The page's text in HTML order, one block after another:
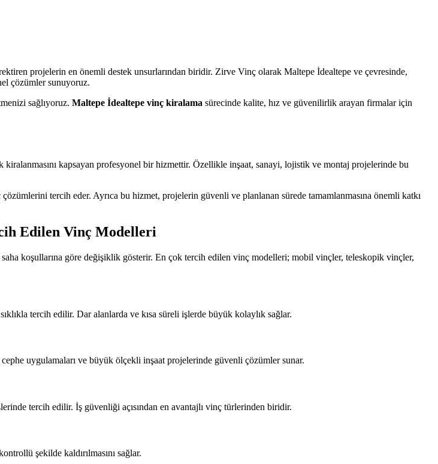
projelerin en önemli destek unsurlarından biridir. Zirve Vinç olarak Maltepe İdealtepe ve çevresinde,
çözümler sunuyoruz.
sağlıyoruz. Maltepe İdealtepe vinç kiralama sürecinde kalite, hız ve güvenilirlik arayan firmalar için
kapsayan profesyonel bir hizmettir. Özellikle inşaat, sanayi, lojistik ve montaj projelerinde bu
tercih eder. Ayrıca bu hizmet, projelerin güvenli ve planlanan sürede tamamlanmasına önemli katkı
Edilen Vinç Modelleri
koşullarına göre değişiklik gösterir. En çok tercih edilen vinç modelleri; mobil vinçler, teleskopik vinçler,
tercih edilir. Dar alanlarda ve kısa süreli işlerde büyük kolaylık sağlar.
uygulamaları ve büyük ölçekli inşaat projelerinde güvenli çözümler sunar.
tercih edilir. İş güvenliği açısından en avantajlı vinç türlerinden biridir.
şekilde kaldırılmasını sağlar.